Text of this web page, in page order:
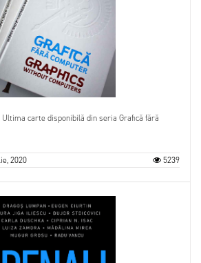
carte disponibilă din seria Grafică fără
2020 5239